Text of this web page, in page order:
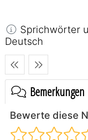
Sprichwörter
Deutsch
Bemerkungen
Bewerte diese